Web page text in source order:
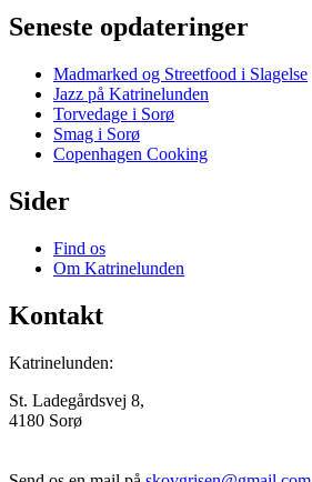
Seneste opdateringer
Madmarked og Streetfood i Slagelse
Jazz på Katrinelunden
Torvedage i Sorø
Smag i Sorø
Copenhagen Cooking
Sider
Find os
Om Katrinelunden
Kontakt
Katrinelunden:
St. Ladegårdsvej 8,
4180 Sorø